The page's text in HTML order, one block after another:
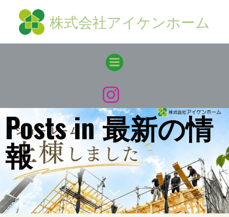
ン
ン
ツ
へ
キ
ッ
プ
株式会社アイケンホーム
Posts in 最新の情
報